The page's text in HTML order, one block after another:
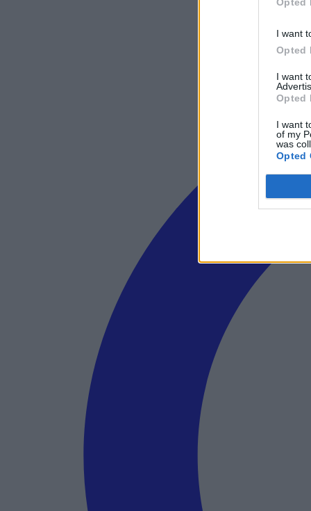
I want
Opted
I want
Opted
I want
of my
was
Opted